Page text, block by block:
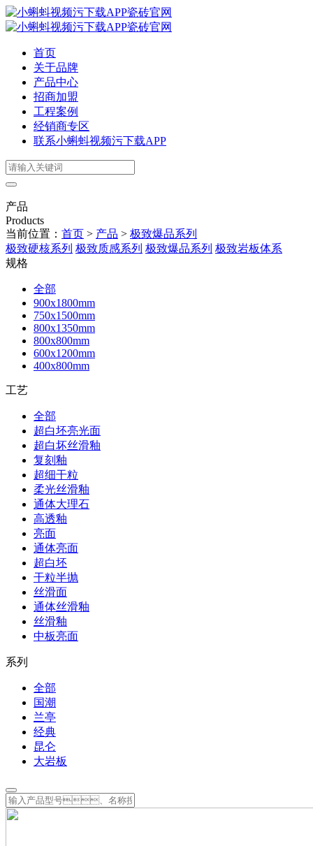
首页
关于品牌
产品中心
招商加盟
工程案例
经销商专区
联系小蝌蚪视频污下载APP
产品
Products
当前位置： 首页 > 产品 > 极致爆品系列
极致硬核系列 极致质感系列 极致爆品系列 极致岩板体系
规格
全部
900x1800mm
750x1500mm
800x1350mm
800x800mm
600x1200mm
400x800mm
工艺
全部
超白坯亮光面
超白坏丝滑釉
复刻釉
超细干粒
柔光丝滑釉
通体大理石
高透釉
亮面
通体亮面
超白坯
干粒半抛
丝滑面
通体丝滑釉
丝滑釉
中板亮面
系列
全部
国潮
兰亭
经典
昆仑
大岩板